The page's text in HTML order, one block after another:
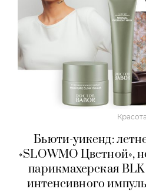
Красота
Бьюти-уикенд:
«SLOWMO Цветной»,
парикмахерская
интенсивного